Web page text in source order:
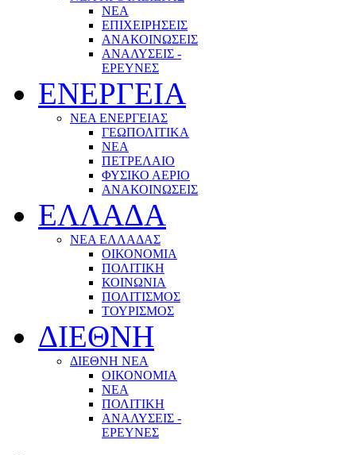
NEA
ΕΠΙΧΕΙΡΗΣΕΙΣ
ΑΝΑΚΟΙΝΩΣΕΙΣ
ΑΝΑΛΥΣΕΙΣ -
ΕΡΕΥΝΕΣ
ΕΝΕΡΓΕΙΑ
ΝΕΑ ΕΝΕΡΓΕΙΑΣ
ΓΕΩΠΟΛΙΤΙΚΑ
ΝΕΑ
ΠΕΤΡΕΛΑΙΟ
ΦΥΣΙΚΟ ΑΕΡΙΟ
ΑΝΑΚΟΙΝΩΣΕΙΣ
ΕΛΛΑΔΑ
ΝΕΑ ΕΛΛΑΔΑΣ
ΟΙΚΟΝΟΜΙΑ
ΠΟΛΙΤΙΚΗ
ΚΟΙΝΩΝΙΑ
ΠΟΛΙΤΙΣΜΟΣ
ΤΟΥΡΙΣΜΟΣ
ΔΙΕΘΝΗ
ΔΙΕΘΝΗ ΝΕΑ
ΟΙΚΟΝΟΜΙΑ
ΝΕΑ
ΠΟΛΙΤΙΚΗ
ΑΝΑΛΥΣΕΙΣ -
ΕΡΕΥΝΕΣ